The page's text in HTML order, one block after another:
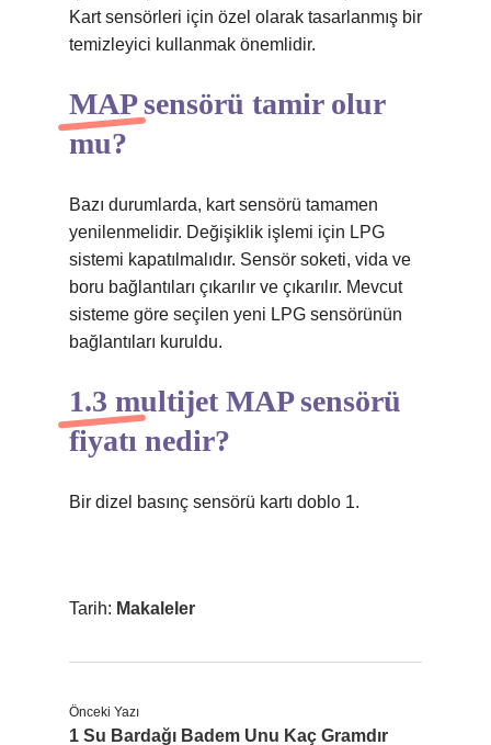
Kart sensörleri için özel olarak tasarlanmış bir
temizleyici kullanmak önemlidir.
MAP sensörü tamir olur
mu?
Bazı durumlarda, kart sensörü tamamen
yenilenmelidir. Değişiklik işlemi için LPG
sistemi kapatılmalıdır. Sensör soketi, vida ve
boru bağlantıları çıkarılır ve çıkarılır. Mevcut
sisteme göre seçilen yeni LPG sensörünün
bağlantıları kuruldu.
1.3 multijet MAP sensörü
fiyatı nedir?
Bir dizel basınç sensörü kartı doblo 1.
Tarih: Makaleler
Önceki Yazı
1 Su Bardağı Badem Unu Kaç Gramdır